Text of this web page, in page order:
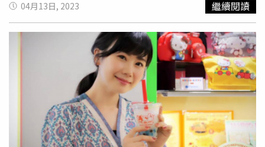
台（股東可揪團提案等），因此被媒體報導稱為「可成條
款」。對此，可成到底能不能拒絕股東的提案？金管會證期
局回覆CTWANT說，「有關持股1%股東之提案，係依公司
法第172-1規定判斷，有爭議應循司法途徑處理」。兩家持
股可成逾1％外資股東代表13日說明共同提案的動機。（圖
／李蕙璇攝）依公司法規定，持有1％以上股東可以向公司
提出股東常會議案，以一項、300字為限，除非該議案非股
東會所得決議，若為敦促公司增進公共利益或善盡社會責任
之建議，董事會仍得列入議案。新加坡TIH Investment
Management Pte Ltd 執行長Allen Wang（中山大學國際金
04月13日, 2023 繼續閱讀